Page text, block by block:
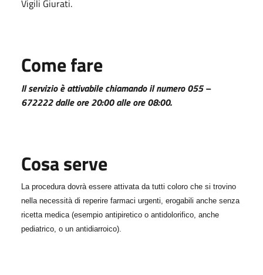
Vigili Giurati.
Come fare
Il servizio è attivabile chiamando il numero 055 –
672222 dalle ore 20:00 alle ore 08:00.
Cosa serve
La procedura dovrà essere attivata da tutti coloro che si trovino
nella necessità di reperire farmaci urgenti, erogabili anche senza
ricetta medica (esempio antipiretico o antidolorifico, anche
pediatrico, o un antidiarroico).